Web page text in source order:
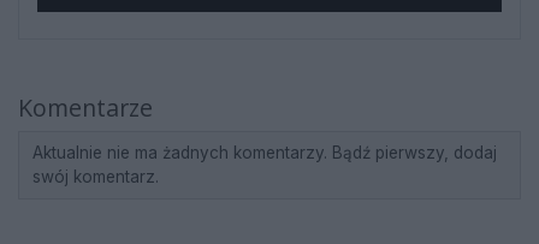
Komentarze
Aktualnie nie ma żadnych komentarzy. Bądź pierwszy, dodaj
swój komentarz.